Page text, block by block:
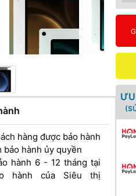
hàng được bảo hành
bảo hành ủy quyền
hành 6 - 12 tháng tại
hành của Siêu thị